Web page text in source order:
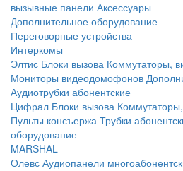
вызывные панели Аксессуары
Дополнительное оборудование
Переговорные устройства
Интеркомы
Элтис Блоки вызова Коммутаторы,
Мониторы видеодомофонов
Аудиотрубки абонентские
Цифрал Блоки вызова
Пульты консъержа Трубки
оборудование
MARSHAL
Олевс Аудиопанели